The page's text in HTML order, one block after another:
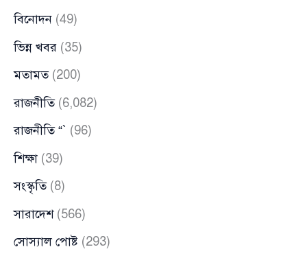
বিনোদন (49)
ভিন্ন খবর (35)
মতামত(200)
রাজনীতি(6,082)
রাজনীতি “` (96)
শিক্ষা (39)
সংস্কৃতি(8)
সারাদেশ(566)
সোস্যাল পোষ্ট (293)